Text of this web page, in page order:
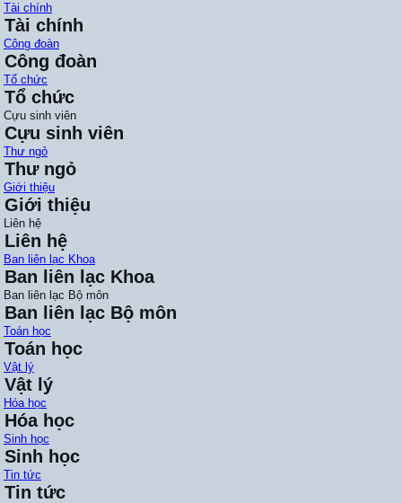
Tài chính
Tài chính
Công đoàn
Công đoàn
Tổ chức
Tổ chức
Cựu sinh viên
Cựu sinh viên
Thư ngỏ
Thư ngỏ
Giới thiệu
Giới thiệu
Liên hệ
Liên hệ
Ban liên lạc Khoa
Ban liên lạc Khoa
Ban liên lạc Bộ môn
Ban liên lạc Bộ môn
Toán học
Toán học
Vật lý
Vật lý
Hóa học
Hóa học
Sinh học
Sinh học
Tin tức
Tin tức